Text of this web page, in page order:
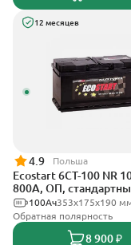
12 месяцев
4.9 Польша
Ecostart 6CT-100 NR
800А, ОП,
клеммы353x175x190
100Ач
Обратная полярность
8 900 ₽